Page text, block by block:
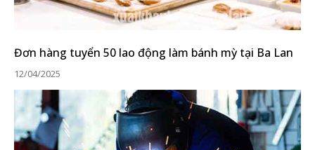
Đơn hàng tuyển 50 lao động làm bánh mỳ tại Ba Lan
12/04/2025